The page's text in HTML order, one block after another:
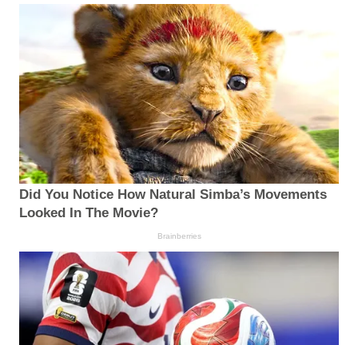
Did You Notice How Natural Simba’s Movements
Looked In The Movie?
Brainberries